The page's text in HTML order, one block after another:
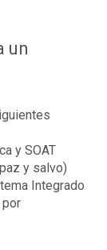
un
y SOAT
y salvo)
Integrado